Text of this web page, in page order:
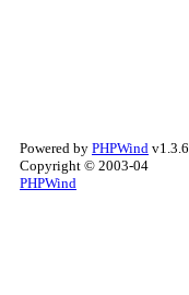
Powered by PHPWind v1.3.6
Copyright © 2003-04
PHPWind